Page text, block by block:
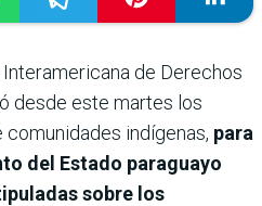
de Derechos
desde este martes los
indígenas, para
del Estado paraguayo
sobre los